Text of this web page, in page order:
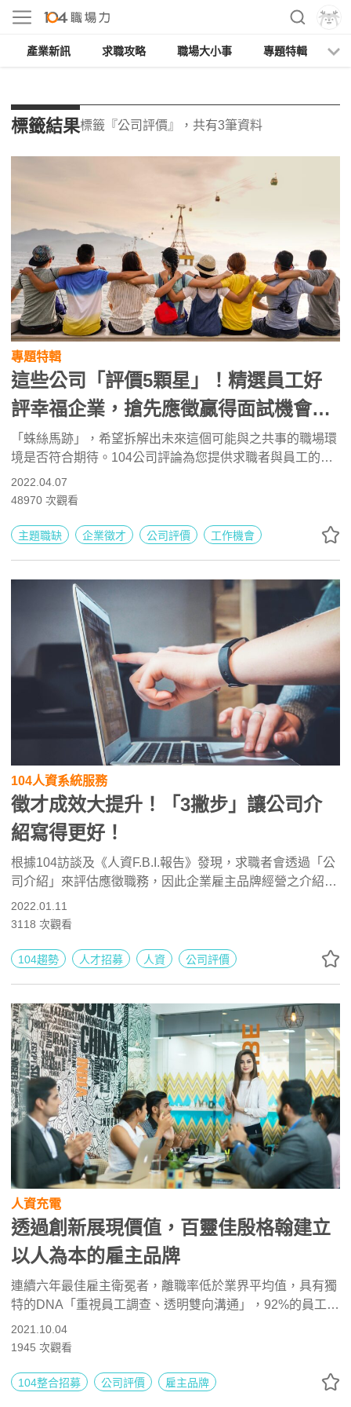
產業新訊 求職攻略 職場大小事 專題特輯
標籤結果標籤『公司評價』，共有3筆資料
專題特輯
這些公司「評價5顆星」！精選員工好
評幸福企業，搶先應徵贏得面試機會｜
5星推薦職缺特輯
「蛛絲馬跡」，希望拆解出未來這個可能與之共事的職場環
境是否符合期待。104公司評論為您提供求職者與員工的匿
名評論，一起來看我們節選出來的「評價5顆星」精選企業
職缺，找到理想的轉職環境。
2022.04.07
48970 次觀看
主題職缺 企業徵才 公司評價 工作機會
104人資系統服務
徵才成效大提升！「3撇步」讓公司介
紹寫得更好！
根據104訪談及《人資F.B.I.報告》發現，求職者會透過「公
司介紹」來評估應徵職務，因此企業雇主品牌經營之介紹公
司資訊、特色及優勢或彰顯企業文化即為重要。經營好的公
司頁建立良好第一印象，吸引求職者目光。
2022.01.11
3118 次觀看
104趨勢 人才招募 人資 公司評價
人資充電
透過創新展現價值，百靈佳殷格翰建立
以人為本的雇主品牌
連續六年最佳雇主衛冕者，離職率低於業界平均值，具有獨
特的DNA「重視員工調查、透明雙向溝通」，92%的員工樂
於介紹朋友加入公司，正向循環讓公司吸引更多好的人才加
入。
2021.10.04
1945 次觀看
104整合招募 公司評價 雇主品牌